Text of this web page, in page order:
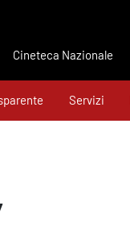
Cineteca Nazionale
Servizi